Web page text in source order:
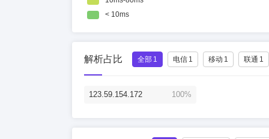
解析占比 全部 1 电信 1 移动 1 联通 1
123.59.154.172 100%